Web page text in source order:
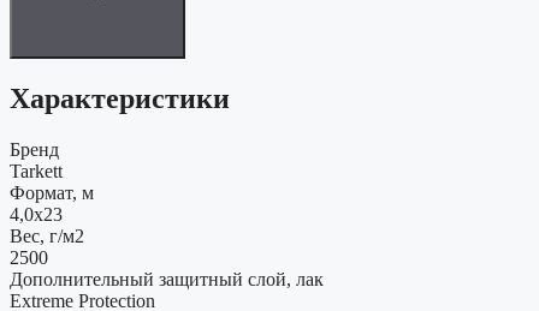
Характеристики
Бренд
Tarkett
Формат, м
4,0x23
Вес, г/м2
2500
Дополнительный защитный слой, лак
Extreme Protection